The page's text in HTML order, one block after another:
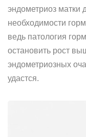
эндометриоз матки
необходимости
ведь патология
остановить рост
эндометриозных
удастся.